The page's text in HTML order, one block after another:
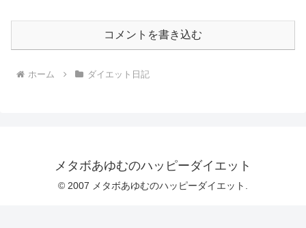
コメントを書き込む
ホーム ダイエット日記
メタボあゆむのハッピーダイエット
© 2007 メタボあゆむのハッピーダイエット.